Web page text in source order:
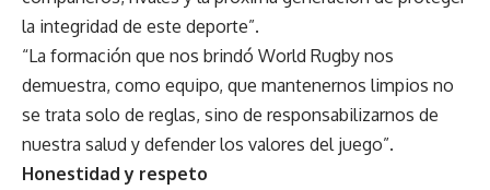
la integridad de este deporte”.
“La formación que nos brindó World Rugby nos
demuestra, como equipo, que mantenernos limpios no
se trata solo de reglas, sino de responsabilizarnos de
nuestra salud y defender los valores del juego”.
Honestidad y respeto